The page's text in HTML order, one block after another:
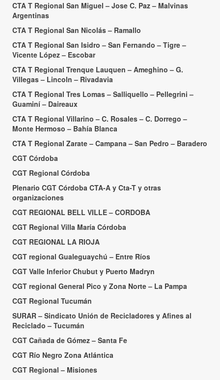
CTA T Regional San Miguel – Jose C. Paz – Malvinas
Argentinas
CTA T Regional San Nicolás – Ramallo
CTA T Regional San Isidro – San Fernando – Tigre –
Vicente López – Escobar
CTA T Regional Trenque Lauquen – Ameghino – G.
Villegas – Lincoln – Rivadavia
CTA T Regional Tres Lomas – Salliquello – Pellegrini –
Guaminí – Daireaux
CTA T Regional Villarino – C. Rosales – C. Dorrego –
Monte Hermoso – Bahía Blanca
CTA T Regional Zarate – Campana – San Pedro – Baradero
CGT Córdoba
CGT Regional Córdoba
Plenario CGT Córdoba CTA-A y Cta-T y otras
organizaciones
CGT REGIONAL BELL VILLE – CORDOBA
CGT Regional Villa María Córdoba
CGT REGIONAL LA RIOJA
CGT regional Gualeguaychú – Entre Ríos
CGT Valle Inferior Chubut y Puerto Madryn
CGT regional General Pico y Zona Norte – La Pampa
CGT Regional Tucumán
SURAR – Sindicato Unión de Recicladores y Afines al
Reciclado – Tucumán
CGT Cañada de Gómez – Santa Fe
CGT Río Negro Zona Atlántica
CGT Regional – Misiones